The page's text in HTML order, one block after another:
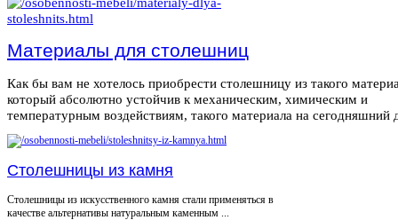
Материалы для столешниц
Как бы вам не хотелось приобрести столешницу из такого
который абсолютно устойчив к механическим, химическим и
температурным воздействиям, такого материала на сегодняшний
Столешницы из камня
Столешницы из искусственного камня стали применяться в
качестве альтернативы натуральным каменным ...